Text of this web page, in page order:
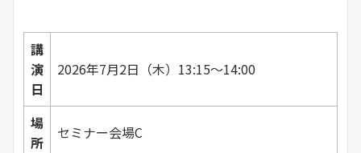
講
演
日
2026年7月2日（木）13:15～14:00
場
所
セミナー会場C